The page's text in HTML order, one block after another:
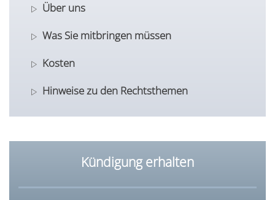
Über uns
Was Sie mitbringen müssen
Kosten
Hinweise zu den Rechtsthemen
Kündigung erhalten